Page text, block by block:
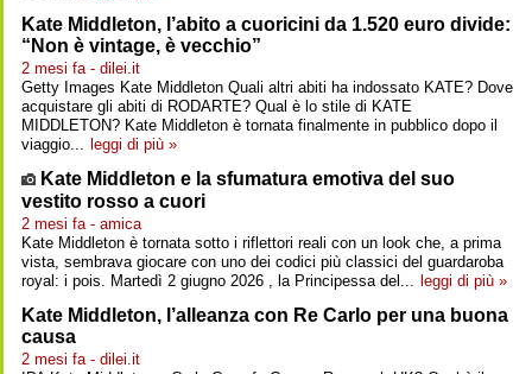
Kate Middleton, l’abito a cuoricini da 1.520 euro divide:
“Non è vintage, è vecchio”
2 mesi fa - dilei.it
Getty Images Kate Middleton Quali altri abiti ha indossato KATE? Dove
acquistare gli abiti di RODARTE? Qual è lo stile di KATE
MIDDLETON? Kate Middleton è tornata finalmente in pubblico dopo il
viaggio... leggi di più »
Kate Middleton e la sfumatura emotiva del suo
vestito rosso a cuori
2 mesi fa - amica
Kate Middleton è tornata sotto i riflettori reali con un look che, a prima
vista, sembrava giocare con uno dei codici più classici del guardaroba
royal: i pois. Martedì 2 giugno 2026 , la Principessa del... leggi di più »
Kate Middleton, l’alleanza con Re Carlo per una buona
causa
2 mesi fa - dilei.it